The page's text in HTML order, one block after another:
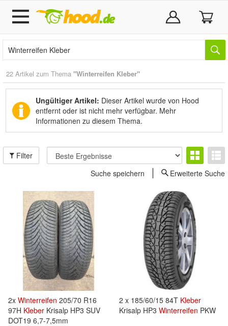
22 Artikel zum Thema "Winterreifen Kleber"
Ungültiger Artikel: Dieser Artikel wurde von Hood
entfernt oder ist nicht mehr verfügbar. Mehr
Informationen zu diesem Thema.
Filter
Suche speichern
Erweiterte Suche
2x Winterreifen 205/70 R16
97H Kleber Krisalp HP3 SUV
DOT19 6,7-7,5mm
2 x 185/60/15 84T Kleber
Krisalp HP3 Winterreifen PKW